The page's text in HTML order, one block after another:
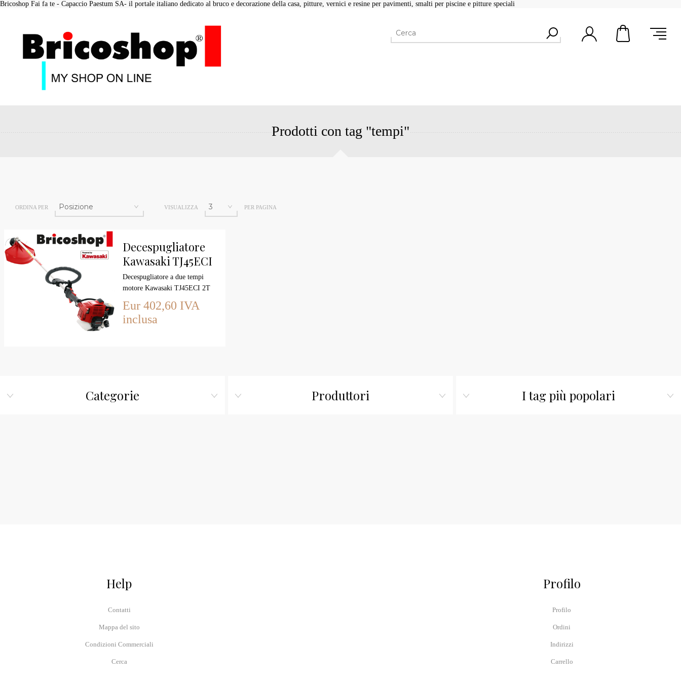
Bricoshop Fai fa te - Capaccio Paestum SA- il portale italiano dedicato al bruco e decorazione della casa, pitture, vernici e resine per pavimenti, smalti per piscine e pitture speciali
Prodotti con tag "tempi"
ORDINA PER VISUALIZZA PER PAGINA
Decespugliatore
Kawasaki TJ45ECI
2T CC 45 EASY
START ASTA MM
28
Decespugliatore a due tempi
motore Kawasaki TJ45ECI 2T
MM 28
Eur 402,60 IVA
inclusa
Categorie Produttori I tag più popolari
Help
Contatti
Mappa del sito
Condizioni Commerciali
Cerca
Profilo
Profilo
Ordini
Indirizzi
Carrello